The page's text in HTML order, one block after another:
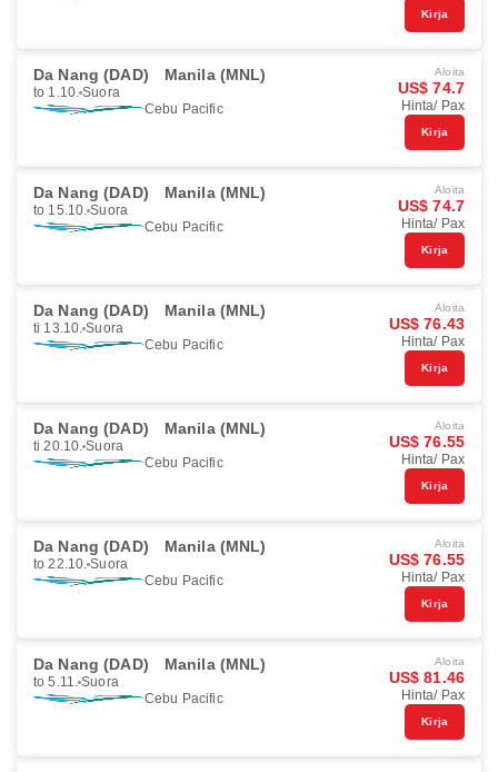
Kirja
Da Nang (DAD) Manila (MNL)
to 1.10. Suora
Cebu Pacific
Aloita
US$ 74.7
Hinta/ Pax
Kirja
Da Nang (DAD) Manila (MNL)
to 15.10. Suora
Cebu Pacific
Aloita
US$ 74.7
Hinta/ Pax
Kirja
Da Nang (DAD) Manila (MNL)
ti 13.10. Suora
Cebu Pacific
Aloita
US$ 76.43
Hinta/ Pax
Kirja
Da Nang (DAD) Manila (MNL)
ti 20.10. Suora
Cebu Pacific
Aloita
US$ 76.55
Hinta/ Pax
Kirja
Da Nang (DAD) Manila (MNL)
to 22.10. Suora
Cebu Pacific
Aloita
US$ 76.55
Hinta/ Pax
Kirja
Da Nang (DAD) Manila (MNL)
to 5.11. Suora
Cebu Pacific
Aloita
US$ 81.46
Hinta/ Pax
Kirja